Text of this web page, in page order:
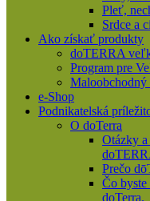
Pleť,
Srdce a
Ako získať produkty
doTERRA
Program pre
Maloobchodný
e-Shop
Podnikatelská
O doTerra
Otázky a
Prečo
Čo
doTerra.